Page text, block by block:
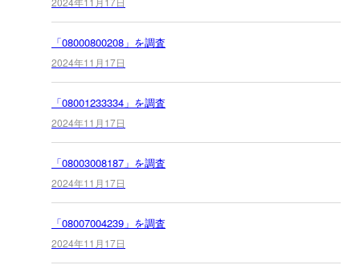
「08000800208」を調査
2024年11月17日
「08001233334」を調査
2024年11月17日
「08003008187」を調査
2024年11月17日
「08007004239」を調査
2024年11月17日